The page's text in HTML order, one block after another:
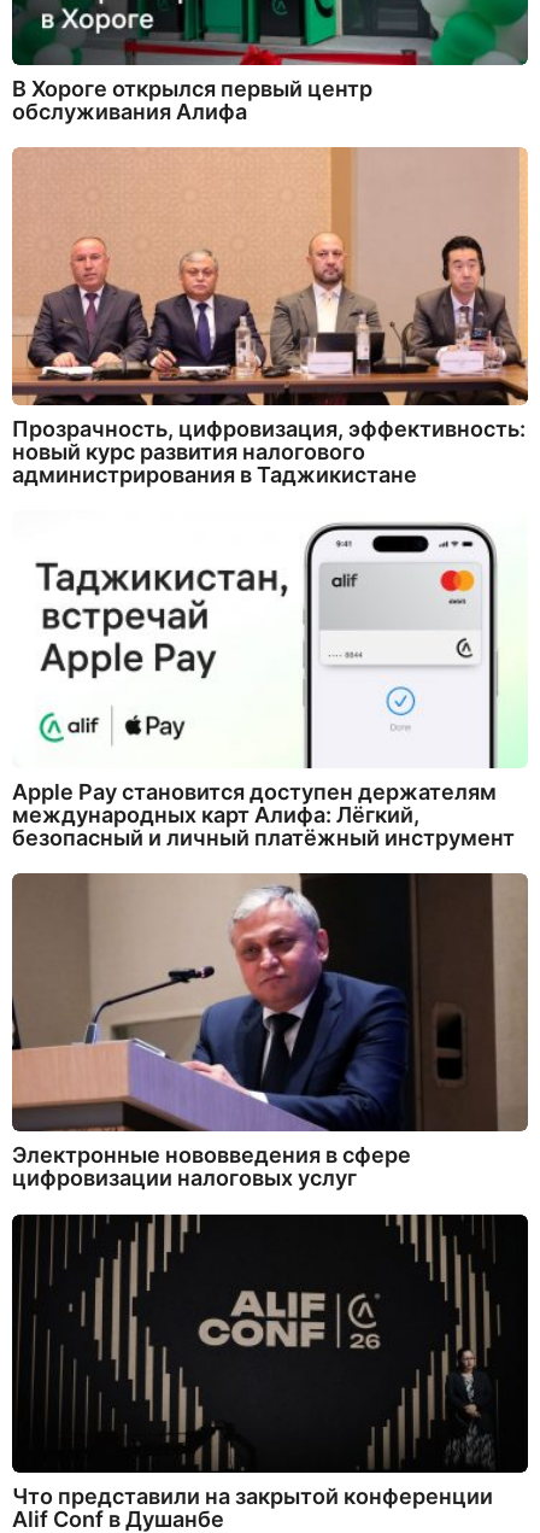
В Хороге открылся первый центр
обслуживания Алифа
Прозрачность, цифровизация, эффективность:
новый курс развития налогового
администрирования в Таджикистане
Apple Pay становится доступен держателям
международных карт Алифа: Лёгкий,
безопасный и личный платёжный инструмент
Электронные нововведения в сфере
цифровизации налоговых услуг
Что представили на закрытой конференции
Alif Conf в Душанбе